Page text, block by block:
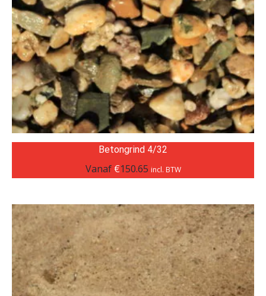
Betongrind 4/32
Vanaf €150.65 incl. BTW